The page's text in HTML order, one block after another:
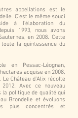
appellations est le
C’est le même souci
à l’élaboration du
1993, nous avons
en 2008. Cette
la quintessence du
en Pessac-Léognan,
acquise en 2008,
Château d’Alix récolte
Avec ce nouveau
la politique de qualité qui
Brondelle et évoluons
plus concentrés et